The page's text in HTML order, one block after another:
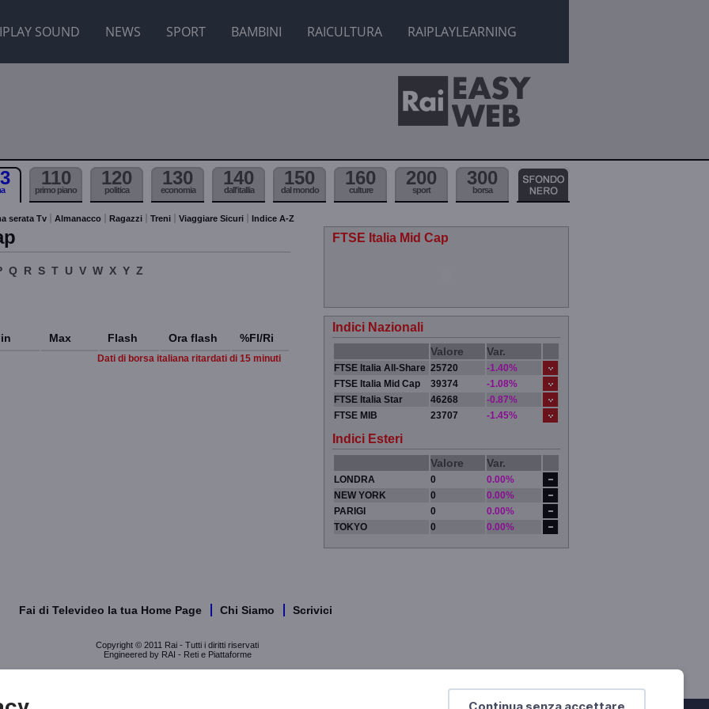
SOUND NEWS SPORT BAMBINI RAICULTURA RAIPLAYLEARNING
Continua senza accettare
110
primo piano
120
politica
130
economia
140
dall'itallia
150
dal mondo
160
culture
200
sport
300
borsa
serata Tv Almanacco Ragazzi Treni Viaggiare Sicuri Indice A-Z
Q R S T U V W X Y Z
Max Flash Ora flash %Fl/Ri
Dati di borsa italiana ritardati di 15 minuti
FTSE Italia Mid Cap
Indici Nazionali
Valore Var.
FTSE Italia All-Share 25720
-1.40%
FTSE Italia Mid Cap
39374
-1.08%
FTSE Italia Star
46268
-0.87%
FTSE MIB
23707 -1.45%
Indici Esteri
Valore Var.
LONDRA 0
0.00%
NEW YORK
0
0.00%
PARIGI
0
0.00%
TOKYO
0 0.00%
Fai di Televideo la tua Home Page Chi Siamo Scrivici
Copyright © 2011 Rai - Tutti i diritti riservati
Engineered by RAI - Reti e Piattaforme